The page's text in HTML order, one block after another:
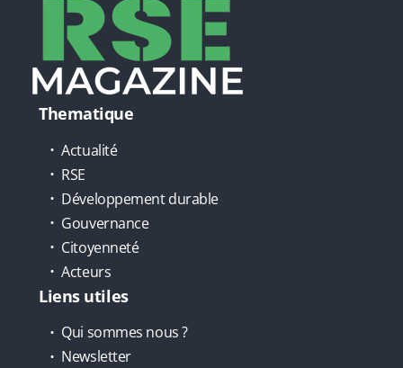
Thematique
Actualité
RSE
Développement durable
Gouvernance
Citoyenneté
Acteurs
Liens utiles
Qui sommes nous ?
Newsletter